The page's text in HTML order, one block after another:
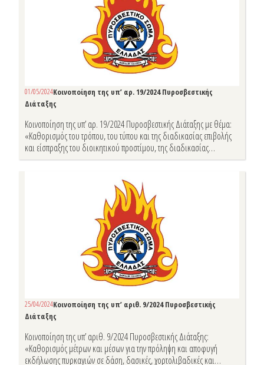
01/05/2024Κοινοποίηση της υπ’ αρ. 19/2024 Πυροσβεστικής
Διάταξης
Κοινοποίηση της υπ’ αρ. 19/2024 Πυροσβεστικής Διάταξης με θέμα:
«Καθορισμός του τρόπου, του τύπου και της διαδικασίας επιβολής
και είσπραξης του διοικητικού προστίμου, της διαδικασίας
ένστασης επί αυτού, καθώς και κάθε άλλης αναγκαίας λεπτομέρειας
27), περί των παραβάσεων των κανονιστικών διατάξεων
πυροπροστασίας αρμοδιότητας του Πυροσβεστικού Σώματος»
25/04/2024Κοινοποίηση της υπ’ αριθ. 9/2024 Πυροσβεστικής
Διάταξης
Κοινοποίηση της υπ’ αριθ. 9/2024 Πυροσβεστικής Διάταξης:
«Καθορισμός μέτρων και μέσων για την πρόληψη και αποφυγή
εκδήλωσης πυρκαγιών σε δάση, δασικές, χορτολιβαδικές και